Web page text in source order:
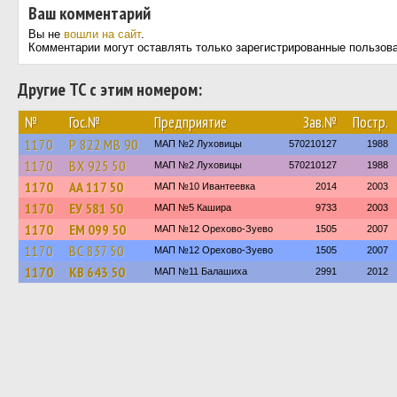
Ваш комментарий
Вы не вошли на сайт.
Комментарии могут оставлять только зарегистрированные
Другие ТС с этим номером:
№ Гос.№ Предприятие Зав.№ Постр.
1170 Р 822 МВ 90 МАП №2 Луховицы 570210127 1988
1170 ВХ 925 50 МАП №2 Луховицы 570210127 1988
1170 АА 117 50 МАП №10 Ивантеевка 2014 2003
1170 ЕУ 581 50 МАП №5 Кашира 9733 2003
1170 ЕМ 099 50 МАП №12 Орехово-Зуево 1505 2007
1170 ВС 837 50 МАП №12 Орехово-Зуево 1505 2007
1170 КВ 643 50 МАП №11 Балашиха 2991 2012